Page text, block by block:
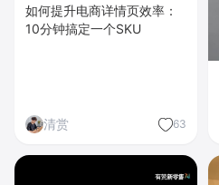
如何提升电商详情页效率：
10分钟搞定一个SKU
清赏 63